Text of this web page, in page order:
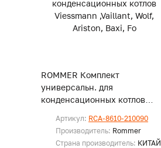
ROMMER Комплект
универсальн. для
конденсационных котлов
Ariston, Baxi, Fo
Артикул: RCA-8610-210090
Производитель: Rommer
Страна производитель: КИТАЙ